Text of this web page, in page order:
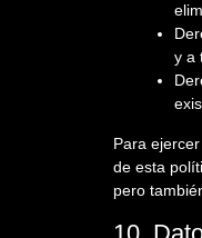
y a
Para
de esta
pero